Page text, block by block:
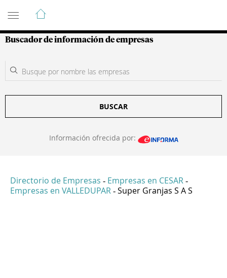
Guía de Empresas Colombianas
Buscador de información de empresas
BUSCAR
Información ofrecida por:
Directorio de Empresas - Empresas en CESAR -
Empresas en VALLEDUPAR - Super Granjas S A S